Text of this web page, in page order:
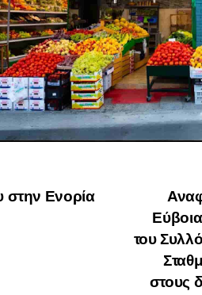
του
στους
στην Ενορία